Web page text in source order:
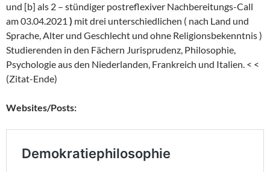
und [b] als 2 – stündiger postreflexiver Nachbereitungs-Call
am 03.04.2021 ) mit drei unterschiedlichen ( nach Land und
Sprache, Alter und Geschlecht und ohne Religionsbekenntnis )
Studierenden in den Fächern Jurisprudenz, Philosophie,
Psychologie aus den Niederlanden, Frankreich und Italien. < <
(Zitat-Ende)
Websites/Posts: